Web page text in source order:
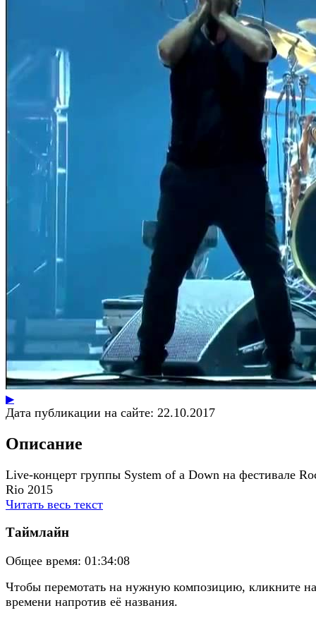
▶
Дата публикации на сайте: 22.10.2017
Описание
Live-концерт группы System of a Down на фестивале
Rio 2015
Читать весь текст
Таймлайн
Общее время: 01:34:08
Чтобы перемотать на нужную композицию, кликните на
времени напротив её названия.